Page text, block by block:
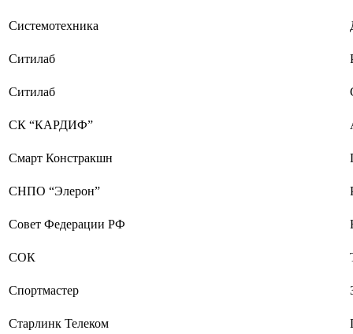
Системотехника
Ситилаб
Ситилаб
СК “КАРДИФ”
Смарт Констракшн
СНПО “Элерон”
Совет Федерации РФ
СОК
Спортмастер
Старлинк Телеком